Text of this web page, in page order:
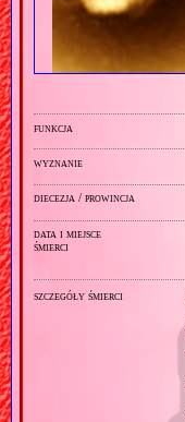
funkcja
wyznanie
diecezja / prowincja
data i miejsce
śmierci
szczegóły śmierci